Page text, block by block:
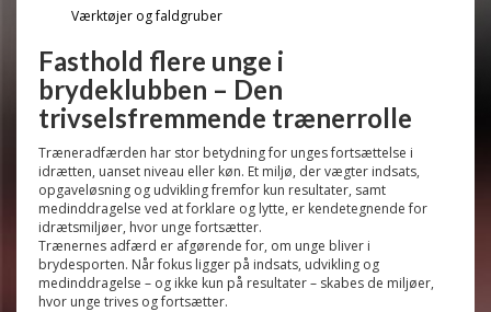
Værktøjer og faldgruber
Fasthold flere unge i
brydeklubben – Den
trivselsfremmende trænerrolle
Træneradfærden har stor betydningfor unges fortsættelse i
idrætten, uanset niveau eller køn. Et miljø, der vægter indsats,
opgaveløsning og udvikling fremfor kun resultater, samt
medinddragelse ved at forklare og lytte, er kendetegnende for
idrætsmiljøer, hvor unge fortsætter.
Trænernes adfærd er afgørende for, om unge bliver i
brydesporten. Når fokus ligger på indsats, udvikling og
medinddragelse – og ikke kun på resultater – skabes de miljøer,
hvor unge trives og fortsætter.